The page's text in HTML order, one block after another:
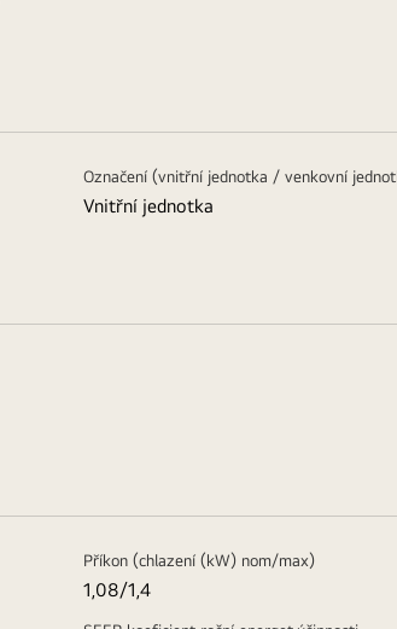
Označení (vnitřní jednotka / venkovní
Vnitřní jednotka
Příkon (chlazení (kW) nom/max)
1,08/1,4